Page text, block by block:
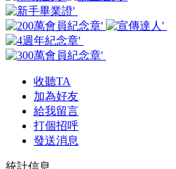
收聽TA
加為好友
給我留言
打個招呼
發送消息
統計信息